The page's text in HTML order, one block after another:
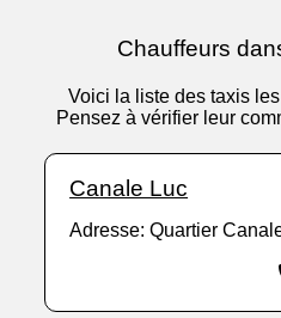
Chauffeurs
Voici la liste des taxis
Pensez à vérifier leur
Canale Luc
Adresse: Quartier